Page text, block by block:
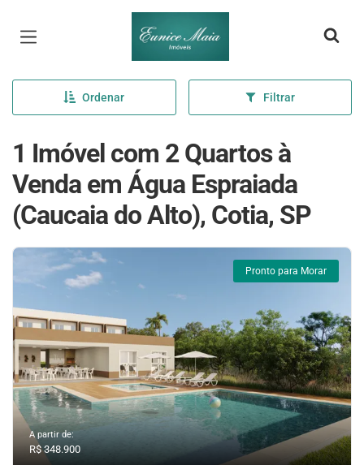
Página inicial
Ordenar Filtrar
1 Imóvel com 2 Quartos à
Venda em Água Espraiada
(Caucaia do Alto), Cotia, SP
Pronto para Morar
A partir de:
R$ 348.900